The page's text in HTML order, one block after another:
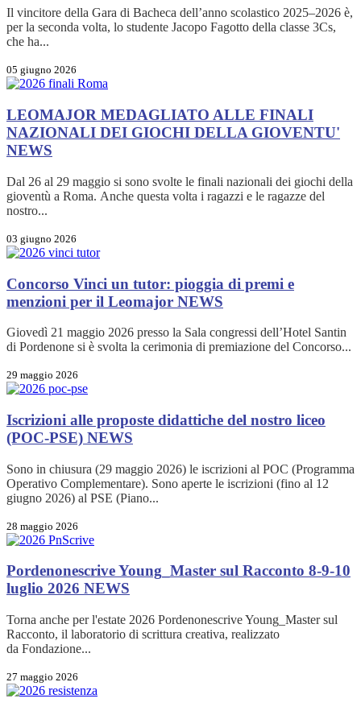
Il vincitore della Gara di Bacheca dell’anno scolastico 2025–2026 è,
per la seconda volta, lo studente Jacopo Fagotto della classe 3Cs,
che ha...
05 giugno 2026
LEOMAJOR MEDAGLIATO ALLE FINALI
NAZIONALI DEI GIOCHI DELLA GIOVENTU'
NEWS
Dal 26 al 29 maggio si sono svolte le finali nazionali dei giochi della
gioventù a Roma. Anche questa volta i ragazzi e le ragazze del
nostro...
03 giugno 2026
Concorso Vinci un tutor: pioggia di premi e
menzioni per il Leomajor NEWS
Giovedì 21 maggio 2026 presso la Sala congressi dell’Hotel Santin
di Pordenone si è svolta la cerimonia di premiazione del Concorso...
29 maggio 2026
Iscrizioni alle proposte didattiche del nostro liceo
(POC-PSE) NEWS
Sono in chiusura (29 maggio 2026) le iscrizioni al POC (Programma
Operativo Complementare). Sono aperte le iscrizioni (fino al 12
giugno 2026) al PSE (Piano...
28 maggio 2026
Pordenonescrive Young_Master sul Racconto 8-9-10
luglio 2026 NEWS
Torna anche per l'estate 2026 Pordenonescrive Young_Master sul
Racconto, il laboratorio di scrittura creativa, realizzato
da Fondazione...
27 maggio 2026